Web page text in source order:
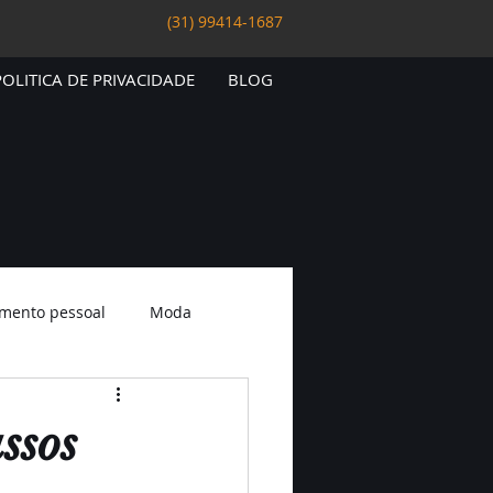
(31) 99414-1687
DE PRIVACIDADE BLOG
pessoal Moda